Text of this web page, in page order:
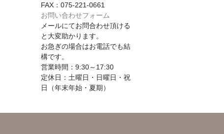
FAX：075-221-0661
お問い合わせフォーム
メールにてお問合わせ頂ける
と大変助かります。
お急ぎの場合はお電話でも結
構です。
営業時間：9:30～17:30
定休日：土曜日・日曜日・祝
日（年末年始・夏期）